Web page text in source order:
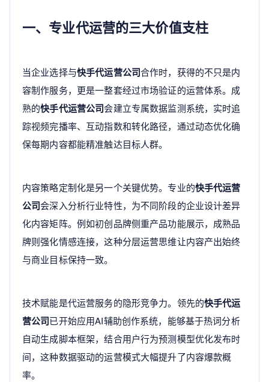
一、专业代运营的三大价值支柱
当企业选择与快手代运营公司合作时，获得的不只是内
容制作服务，更是一整套经过市场验证的运营体系。成
熟的快手代运营公司会建立专属数据监测系统，实时追
踪视频完播率、互动指数和转化路径，通过动态优化确
保每期内容都能精准触达目标人群。
内容策略定制化是另一个关键优势。专业的快手代运营
公司会深入分析行业特性，为不同阶段的企业设计差异
化内容矩阵。例如初创品牌侧重产品功能展示，成熟品
牌则强化情感连接，这种分层运营思维让内容产出始终
与商业目标保持一致。
技术赋能是代运营服务的隐形竞争力。领先的快手代运
营公司已开始应用AI辅助创作系统，能够基于热词分析
自动生成脚本框架，结合用户行为预测模型优化发布时
间，这种数据驱动的运营模式大幅提升了内容爆款概
率。